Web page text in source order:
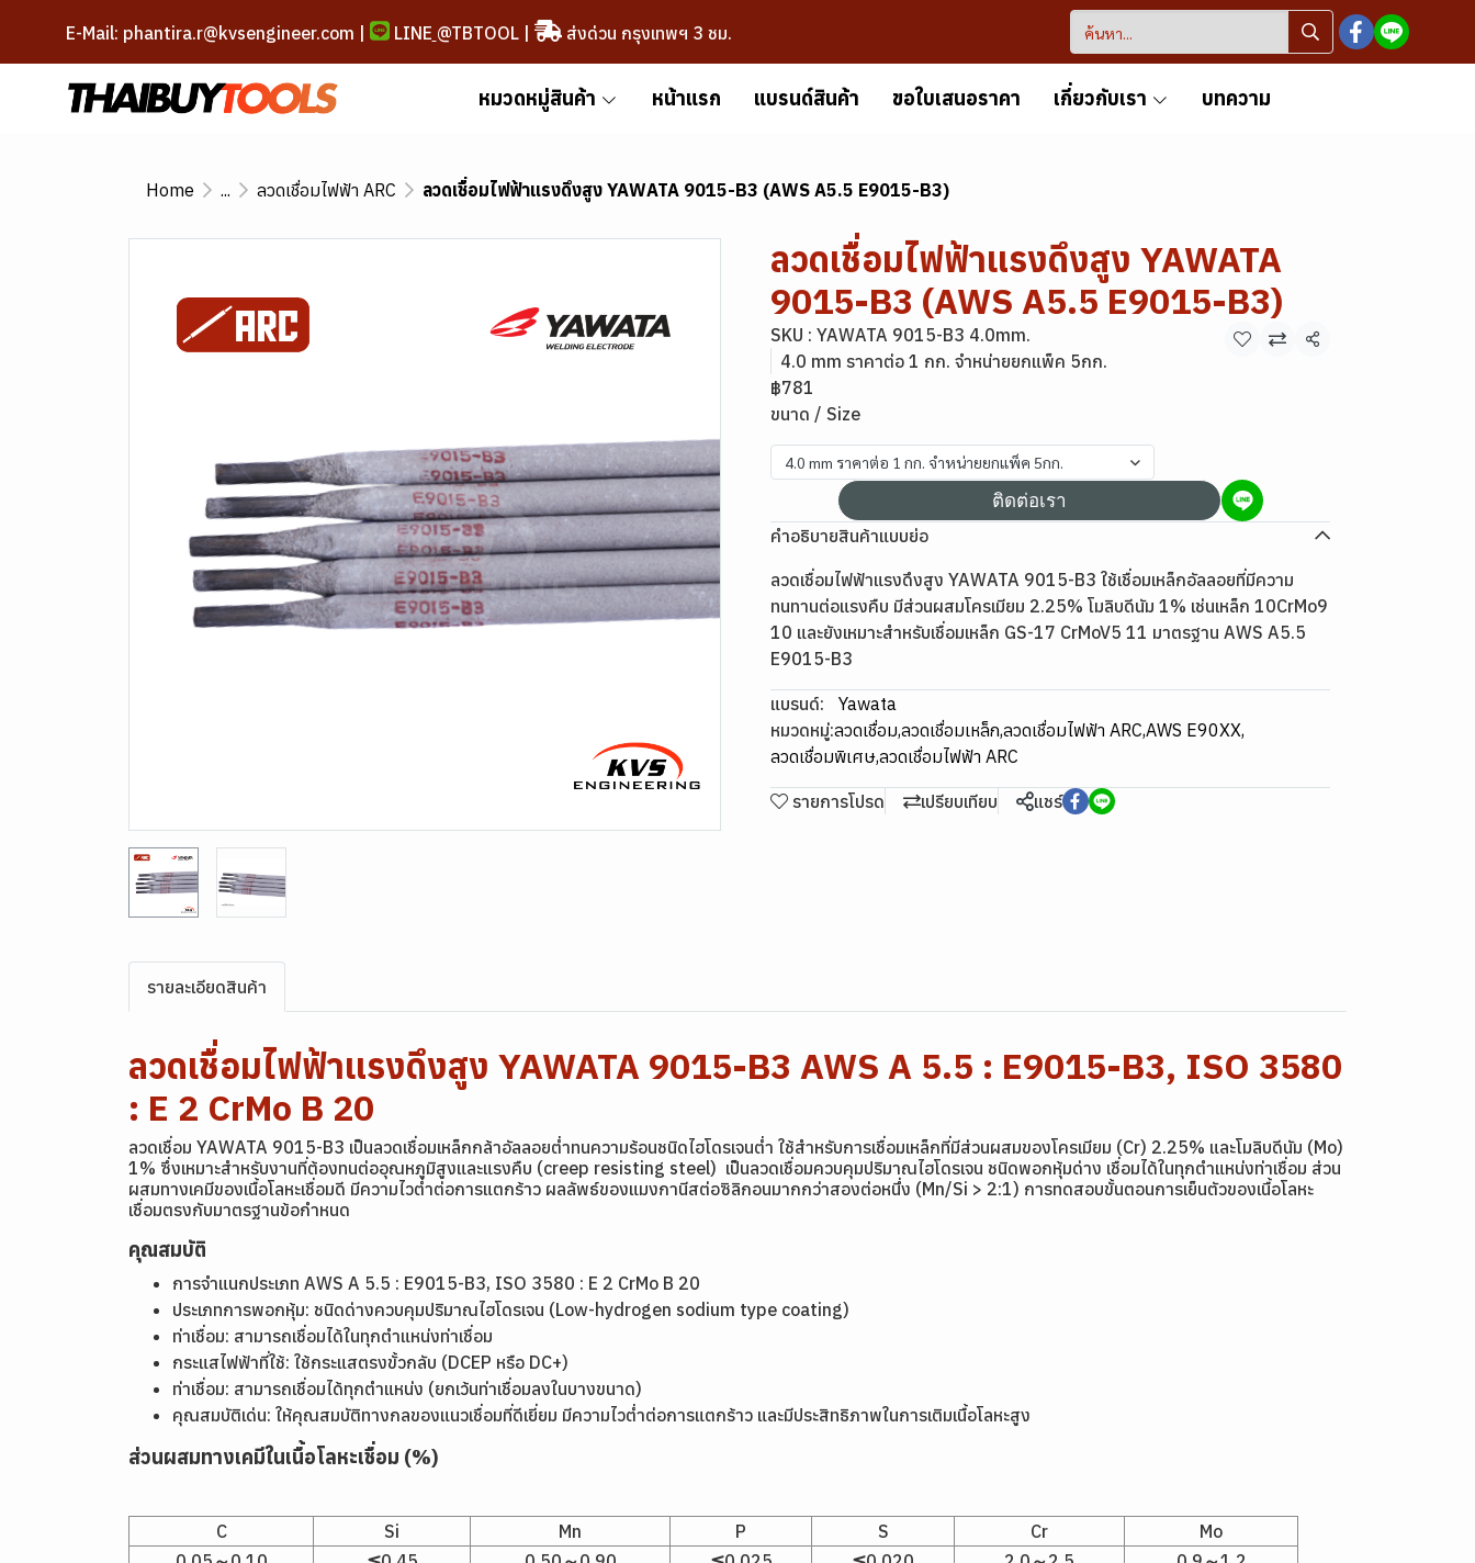
E-Mail: phantira.r@kvsengineer.com | LINE @TBTOOL| ส่งด่วน กรุงเทพฯ 3 ชม.
หมวดหมู่สินค้า หน้าแรก แบรนด์สินค้า ขอใบเสนอราคา เกี่ยวกับเรา บทความ
Home ... ลวดเชื่อมไฟฟ้า ARC ลวดเชื่อมไฟฟ้าแรงดึงสูง YAWATA 9015-B3 (AWS A5.5 E9015-B3)
ลวดเชื่อมไฟฟ้าแรงดึงสูง YAWATA
9015-B3 (AWS A5.5 E9015-B3)
SKU : YAWATA 9015-B3 4.0mm.
4.0 mm ราคาต่อ 1 กก. จำหน่ายยกแพ็ค 5กก.
แชร์
฿781
ขนาด / Size
4.0 mm ราคาต่อ 1 กก. จำหน่ายยกแพ็ค 5กก.
ติดต่อเรา
คำอธิบายสินค้าแบบย่อ
ลวดเชื่อมไฟฟ้าแรงดึงสูง YAWATA 9015-B3 ใช้เชื่อมเหล็กอัลลอยที่มีความ
ทนทานต่อแรงคืบ มีส่วนผสมโครเมียม 2.25% โมลิบดีนัม 1% เช่นเหล็ก 10CrMo9
10 และยังเหมาะสำหรับเชื่อมเหล็ก GS-17 CrMoV5 11 มาตรฐาน AWS A5.5
E9015-B3
แบรนด์:
Yawata
หมวดหมู่:ลวดเชื่อม,ลวดเชื่อมเหล็ก,ลวดเชื่อมไฟฟ้า ARC,AWS E90XX,
ลวดเชื่อมพิเศษ,ลวดเชื่อมไฟฟ้า ARC
รายการโปรด เปรียบเทียบ แชร์
รายละเอียดสินค้า
ลวดเชื่อมไฟฟ้าแรงดึงสูง YAWATA 9015-B3 AWS A 5.5 : E9015-B3, ISO 3580
: E 2 CrMo B 20
ลวดเชื่อม YAWATA 9015-B3 เป็นลวดเชื่อมเหล็กกล้าอัลลอยต่ำทนความร้อนชนิดไฮโดรเจนต่ำ ใช้สำหรับการเชื่อมเหล็กที่มีส่วนผสมของโครเมียม (Cr) 2.25% และโมลิบดีนัม (Mo)
1% ซึ่งเหมาะสำหรับงานที่ต้องทนต่ออุณหภูมิสูงและแรงคืบ (creep resisting steel) เป็นลวดเชื่อมควบคุมปริมาณไฮโดรเจน ชนิดพอกหุ้มด่าง เชื่อมได้ในทุกตำแหน่งท่าเชื่อม ส่วน
ผสมทางเคมีของเนื้อโลหะเชื่อมดี มีความไวต่ำต่อการแตกร้าว ผลลัพธ์ของแมงกานีสต่อซิลิกอนมากกว่าสองต่อหนึ่ง (Mn/Si > 2:1) การทดสอบขั้นตอนการเย็นตัวของเนื้อโลหะ
เชื่อมตรงกับมาตรฐานข้อกำหนด
คุณสมบัติ
การจำแนกประเภท AWS A 5.5 : E9015-B3, ISO 3580 : E 2 CrMo B 20
ประเภทการพอกหุ้ม: ชนิดด่างควบคุมปริมาณไฮโดรเจน (Low-hydrogen sodium type coating)
ท่าเชื่อม: สามารถเชื่อมได้ในทุกตำแหน่งท่าเชื่อม
กระแสไฟฟ้าที่ใช้: ใช้กระแสตรงขั้วกลับ (DCEP หรือ DC+)
ท่าเชื่อม: สามารถเชื่อมได้ทุกตำแหน่ง (ยกเว้นท่าเชื่อมลงในบางขนาด)
คุณสมบัติเด่น: ให้คุณสมบัติทางกลของแนวเชื่อมที่ดีเยี่ยม มีความไวต่ำต่อการแตกร้าว และมีประสิทธิภาพในการเติมเนื้อโลหะสูง
ส่วนผสมทางเคมีในเนื้อโลหะเชื่อม (%)
C Si Mn P S Cr
Mo